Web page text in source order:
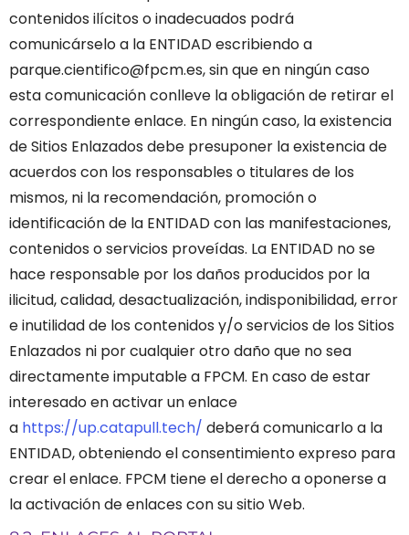
contenidos ilícitos o inadecuados podrá
comunicárselo a la ENTIDAD escribiendo a
parque.cientifico@fpcm.es, sin que en ningún caso
esta comunicación conlleve la obligación de retirar el
correspondiente enlace. En ningún caso, la existencia
de Sitios Enlazados debe presuponer la existencia de
acuerdos con los responsables o titulares de los
mismos, ni la recomendación, promoción o
identificación de la ENTIDAD con las manifestaciones,
contenidos o servicios proveídas. La ENTIDAD no se
hace responsable por los daños producidos por la
ilicitud, calidad, desactualización, indisponibilidad, error
e inutilidad de los contenidos y/o servicios de los Sitios
Enlazados ni por cualquier otro daño que no sea
directamente imputable a FPCM. En caso de estar
interesado en activar un enlace
a https://up.catapull.tech/ deberá comunicarlo a la
ENTIDAD, obteniendo el consentimiento expreso para
crear el enlace. FPCM tiene el derecho a oponerse a
la activación de enlaces con su sitio Web.